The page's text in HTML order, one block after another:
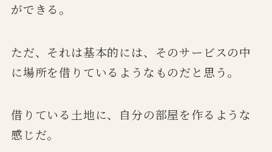
ができる。
ただ、それは基本的には、そのサービスの中
に場所を借りているようなものだと思う。
借りている土地に、自分の部屋を作るような
感じだ。